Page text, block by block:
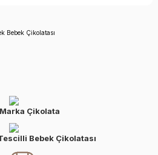
Bebek Çikolatası
Çikolata
Bebek Çikolatası